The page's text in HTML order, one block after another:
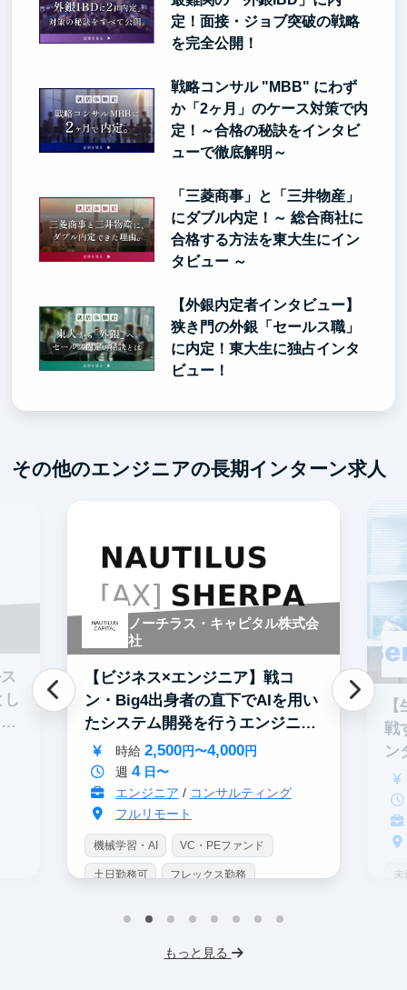
定！面接・ジョブ突破の戦略
を完全公開！
戦略コンサル "MBB" にわず
か「2ヶ月」のケース対策で内
定！～合格の秘訣をインタビ
ューで徹底解明～
「三菱商事」と「三井物産」
にダブル内定！～ 総合商社に
合格する方法を東大生にイン
タビュー ～
【外銀内定者インタビュー】
狭き門の外銀「セールス職」
に内定！東大生に独占インタ
ビュー！
その他のエンジニアの長期インターン求人
ノーチラス・キャピタル株式会
社
【ビジネス×エンジニア】戦コ
ン・Big4出身者の直下でAIを用い
たシステム開発を行うエンジニア
募集！
時給 2,500円〜4,000円
週 4日〜
エンジニア / コンサルティング
フルリモート
機械学習・AI VC・PEファンド
土日勤務可 フレックス勤務
戦
ン
未
もっと見る